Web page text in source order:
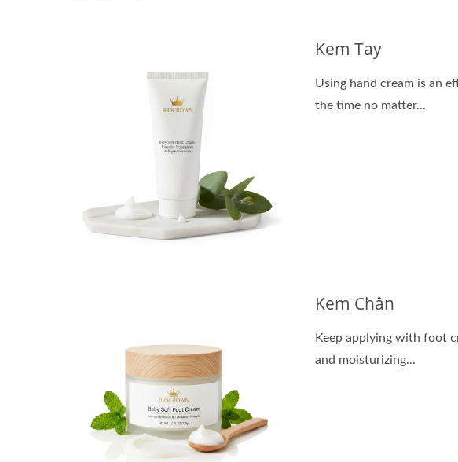
Kem Tay
Using hand cream is an
the time no matter...
Kem Chân
Keep applying with foot
and moisturizing...